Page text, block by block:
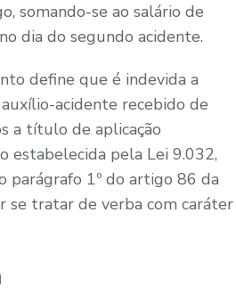
somando-se ao salário de
dia do segundo acidente.
define que é indevida a
acidente recebido de
a título de aplicação
estabelecida pela Lei 9.032,
parágrafo 1º do artigo 86 da
se tratar de verba com caráter